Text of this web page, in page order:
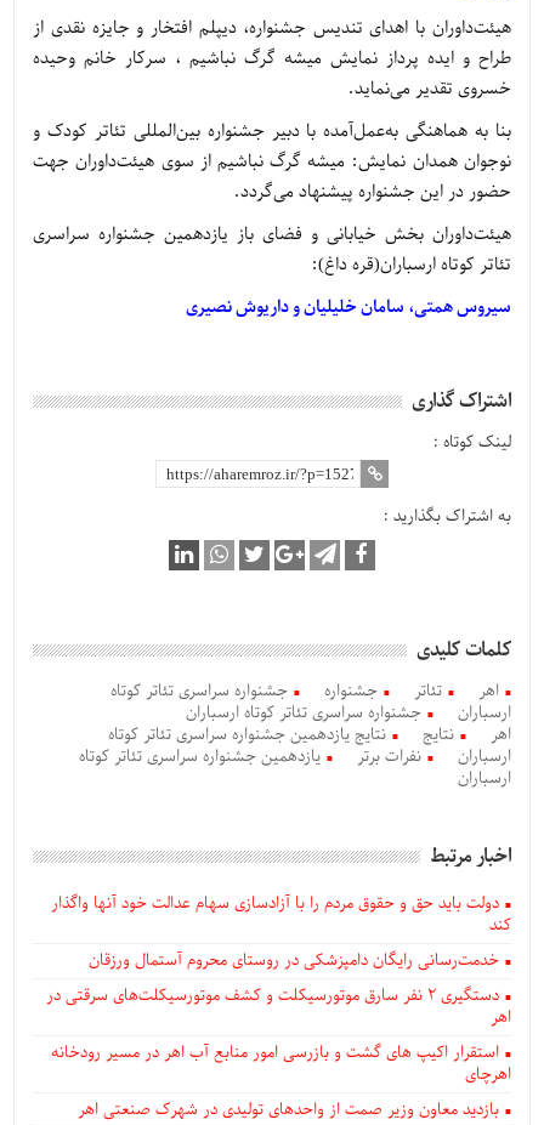
هیئت‌داوران با اهدای تندیس جشنواره، دیپلم افتخار و جایزه نقدی از
طراح و ایده پرداز نمایش میشه گرگ نباشیم ، سرکار خانم وحیده
خسروی تقدیر می‌نماید.
بنا به هماهنگی به‌عمل‌آمده با دبیر جشنواره بین‌المللی تئاتر کودک و
نوجوان همدان نمایش: میشه گرگ نباشیم از سوی هیئت‌داوران جهت
حضور در این جشنواره پیشنهاد می‌گردد.
هیئت‌داوران بخش خیابانی و فضای باز یازدهمین جشنواره سراسری
تئاتر کوتاه ارسباران(قره داغ):
سیروس همتی، سامان خلیلیان و داریوش نصیری
اشتراک گذاری
لینک کوتاه :
به اشتراک بگذارید :
کلمات کلیدی
اهر تئاتر جشنواره
جشنواره سراسری تئاتر کوتاه
ارسباران
جشنواره سراسری تئاتر کوتاه ارسباران
اهر
نتایج
نتایج یازدهمین جشنواره سراسری تئاتر کوتاه
ارسباران
نفرات برتر
یازدهمین جشنواره سراسری تئاتر کوتاه
ارسباران
اخبار مرتبط
دولت باید حق و حقوق مردم را با آزادسازی سهام عدالت خود آنها واگذار
کند
خدمت‌رسانی رایگان دامپزشکی در روستای محروم آستمال ورزقان
دستگيری ۲ نفر سارق موتورسیکلت و کشف موتورسیکلت‌های سرقتی در
اهر
استقرار اکیپ های گشت و بازرسی امور منابع آب اهر در مسیر رودخانه
اهرچای
بازدید معاون وزیر صمت از واحدهای تولیدی در شهرک صنعتی اهر